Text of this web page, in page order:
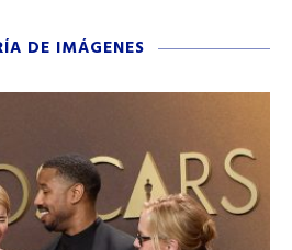
DE IMÁGENES